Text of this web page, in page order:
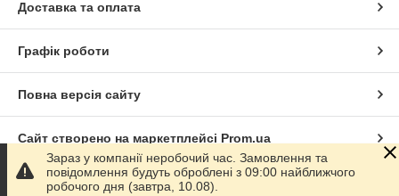
Доставка та оплата
Графік роботи
Повна версія сайту
Сайт створено на маркетплейсі Prom.ua
Політика конфіденційності
Зараз у компанії неробочий час. Замовлення та
повідомлення будуть оброблені з 09:00 найближчого
робочого дня (завтра, 10.08).